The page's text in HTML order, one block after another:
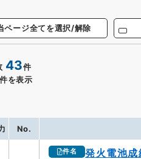
ページ全てを選択/解除
43件
件を表示
No.
件名 発火電池成